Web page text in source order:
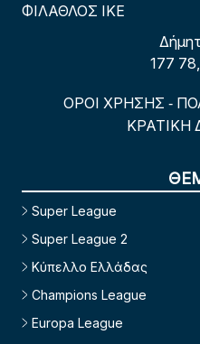
ΦΙΛΑΘΛΟΣ ΙΚΕ
177
ΟΡΟΙ ΧΡΗΣΗΣ -
ΚΡΑΤΙΚΗ
Super League
Super League 2
Κύπελλο Ελλάδας
Champions League
Europa League